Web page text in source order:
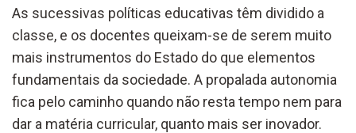
As sucessivas políticas educativas têm dividido a
classe, e os docentes queixam-se de serem muito
mais instrumentos do Estado do que elementos
fundamentais da sociedade. A propalada autonomia
fica pelo caminho quando não resta tempo nem para
dar a matéria curricular, quanto mais ser inovador.